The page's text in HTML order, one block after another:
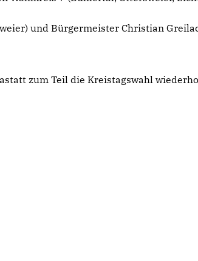
und Bürgermeister Christian
zum Teil die Kreistagswahl